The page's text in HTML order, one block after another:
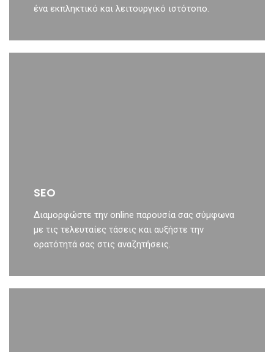
ένα εκπληκτικό και λειτουργικό ιστότοπο.
SEO
Διαμορφώστε την online παρουσία σας σύμφωνα
με τις τελευταίες τάσεις και αυξήστε την
ορατότητά σας στις αναζητήσεις.